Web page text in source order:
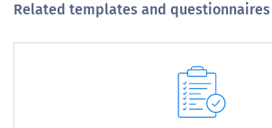
Related templates and questionnaires